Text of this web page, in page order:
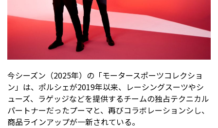
今シーズン（2025年）の「モータースポーツコレクショ
ン」は、ポルシェが2019年以来、レーシングスーツやシ
ューズ、ラゲッジなどを提供するチームの独占テクニカル
パートナーだったプーマと、再びコラボレーションシし、
商品ラインアップが一新されている。